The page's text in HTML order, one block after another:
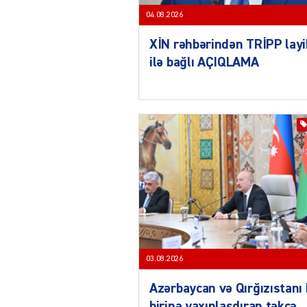
04.08.2026
XİN rəhbərindən TRİPP
ilə bağlı AÇIQLAMA
03.08.2026
Azərbaycan və